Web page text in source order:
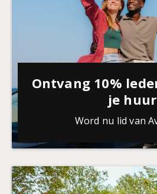
Ontvang 10%
je huur
Word nu lid van